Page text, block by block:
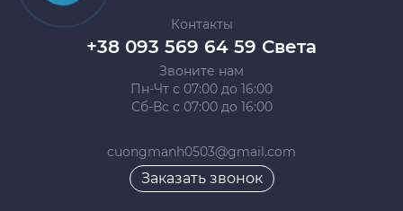
Контакты
+38 093 569 64 59 Света
Звоните нам
Пн-Чт с 07:00 до 16:00
Сб-Вс с 07:00 до 16:00
cuongmanh0503@gmail.com
Заказать звонок